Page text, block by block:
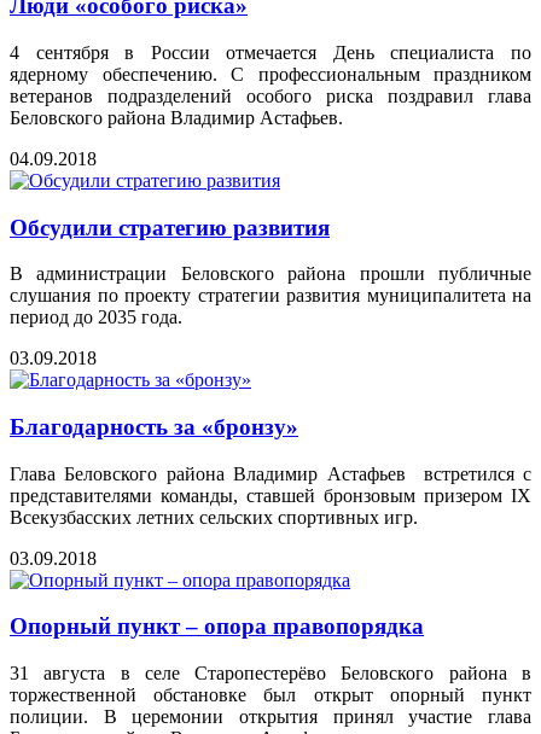
Люди «особого риска»
4 сентября в России отмечается День специалиста по
ядерному обеспечению. С профессиональным праздником
ветеранов подразделений особого риска поздравил глава
Беловского района Владимир Астафьев.
04.09.2018
Обсудили стратегию развития
В администрации Беловского района прошли публичные
слушания по проекту стратегии развития муниципалитета на
период до 2035 года.
03.09.2018
Благодарность за «бронзу»
Глава Беловского района Владимир Астафьев встретился с
представителями команды, ставшей бронзовым призером IX
Всекузбасских летних сельских спортивных игр.
03.09.2018
Опорный пункт – опора правопорядка
31 августа в селе Старопестерёво Беловского района в
торжественной обстановке был открыт опорный пункт
полиции. В церемонии открытия принял участие глава